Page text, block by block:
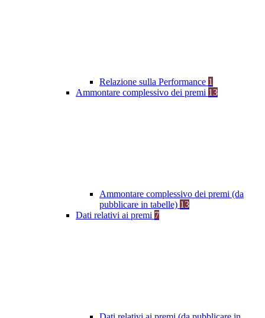
Relazione sulla Performance 1
Ammontare complessivo dei premi 13
Ammontare complessivo dei premi (da
pubblicare in tabelle) 13
Dati relativi ai premi 7